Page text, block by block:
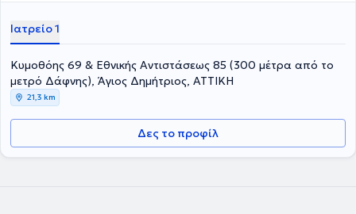
Ιατρείο 1
Κυμοθόης 69 & Εθνικής Αντιστάσεως 85 (300 μέτρα από το
μετρό Δάφνης), Άγιος Δημήτριος, ΑΤΤΙΚΗ
21,3 km
Δες το προφίλ